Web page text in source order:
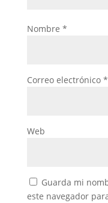
Nombre *
Correo electrónico *
Web
Guarda mi
este navegador